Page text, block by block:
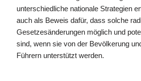
unterschiedliche nationale Strategien
auch als Beweis dafür, dass solche
Gesetzesänderungen möglich und
sind, wenn sie von der Bevölkerung
Führern unterstützt werden.